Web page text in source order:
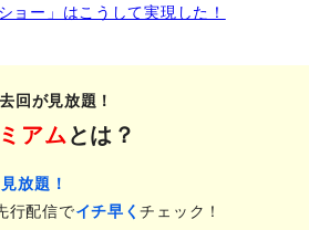
ョー」はこうして実現した！
回が見放題！
アム とは？
見放題！
行配信でイチ早くチェック！